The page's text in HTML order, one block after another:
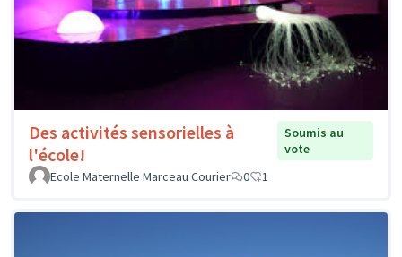
Des activités sensorielles à
l'école!
Soumis au
vote
Ecole Maternelle Marceau Courier
0 1